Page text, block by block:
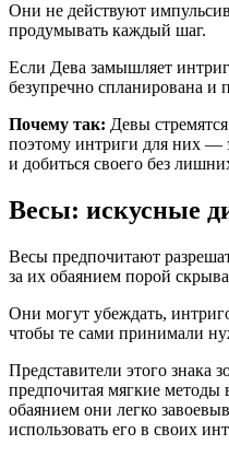
Они не действуют
продумывать каждый шаг.
Если Дева замышляет
безупречно спланирована и
Почему так: Девы
поэтому интриги для них —
и добиться своего без
Весы: искусные
Весы предпочитают
за их обаянием порой
Они могут убеждать,
чтобы те сами принимали
Представители этого знака
предпочитая мягкие методы
обаянием они легко
использовать его в своих